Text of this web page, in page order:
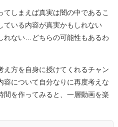
しまえば真実は闇の中であるこ
ている内容が真実かもしれない
れない…どちらの可能性もあるわ
え方を自身に授けてくれるチャン
容について自分なりに再度考えな
間を作ってみると、一層動画を楽